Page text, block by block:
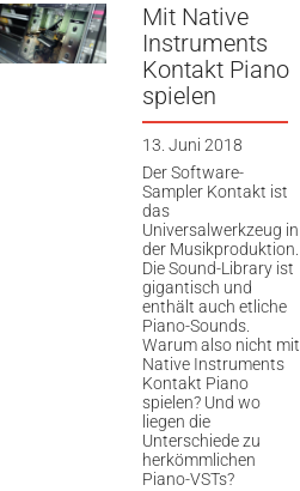
Mit Native
Instruments
Kontakt Piano
spielen
13. Juni 2018
Der Software-
Sampler Kontakt ist
das
Universalwerkzeug in
der Musikproduktion.
Die Sound-Library ist
gigantisch und
enthält auch etliche
Piano-Sounds.
Warum also nicht mit
Native Instruments
Kontakt Piano
spielen? Und wo
liegen die
Unterschiede zu
herkömmlichen
Piano-VSTs?